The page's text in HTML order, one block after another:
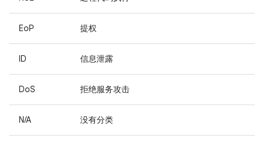
EoP 提权
ID 信息泄露
DoS 拒绝服务攻击
N/A 没有分类